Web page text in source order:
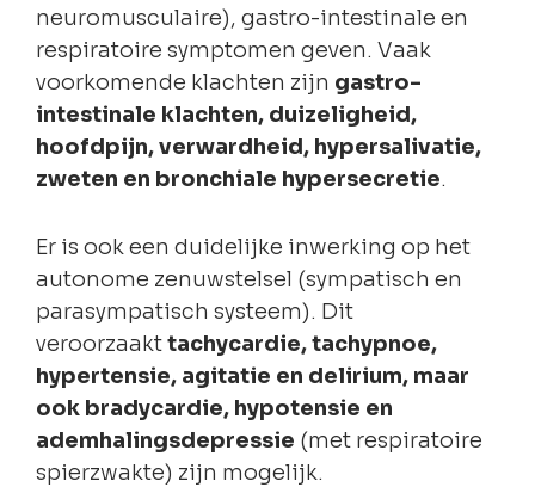
neuromusculaire), gastro-intestinale en
respiratoire symptomen geven. Vaak
voorkomende klachten zijn gastro-
intestinale klachten, duizeligheid,
hoofdpijn, verwardheid, hypersalivatie,
zweten en bronchiale hypersecretie.
Er is ook een duidelijke inwerking op het
autonome zenuwstelsel (sympatisch en
parasympatisch systeem). Dit
veroorzaakttachycardie, tachypnoe,
hypertensie, agitatie en delirium, maar
ook bradycardie, hypotensie en
ademhalingsdepressie (met respiratoire
spierzwakte) zijn mogelijk.